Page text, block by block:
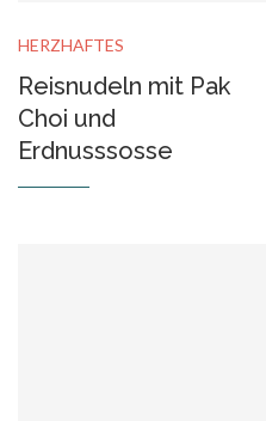
HERZHAFTES
Reisnudeln mit Pak
Choi und
Erdnusssosse